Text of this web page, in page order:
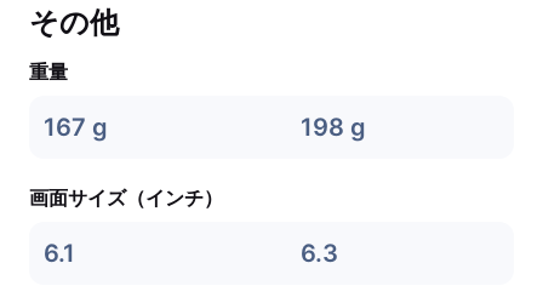
その他
重量
167 g 198 g
画面サイズ（インチ）
6.1 6.3